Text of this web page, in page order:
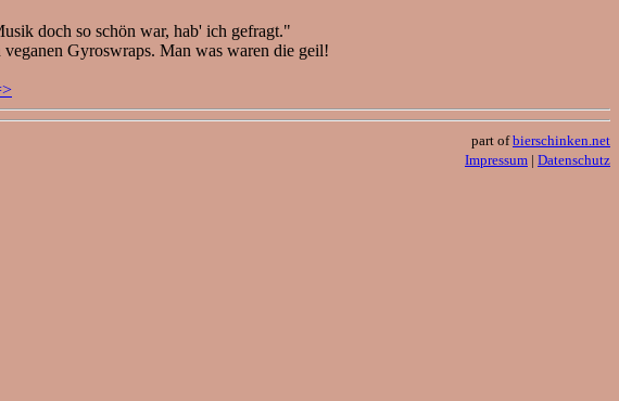
doch so schön war, hab' ich gefragt."
Gyroswraps. Man was waren die geil!
part ofbierschinken.net
Impressum | Datenschutz